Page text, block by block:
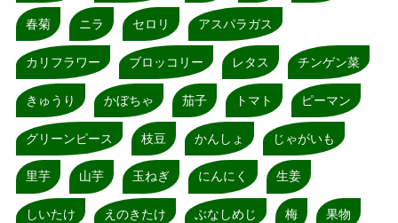
春菊 ニラ セロリ アスパラガス
カリフラワー ブロッコリー レタス チンゲン菜
きゅうり かぼちゃ 茄子 トマト ピーマン
グリーンピース 枝豆 かんしょ じゃがいも
里芋 山芋 玉ねぎ にんにく 生姜
しいたけ えのきたけ ぶなしめじ 梅 果物